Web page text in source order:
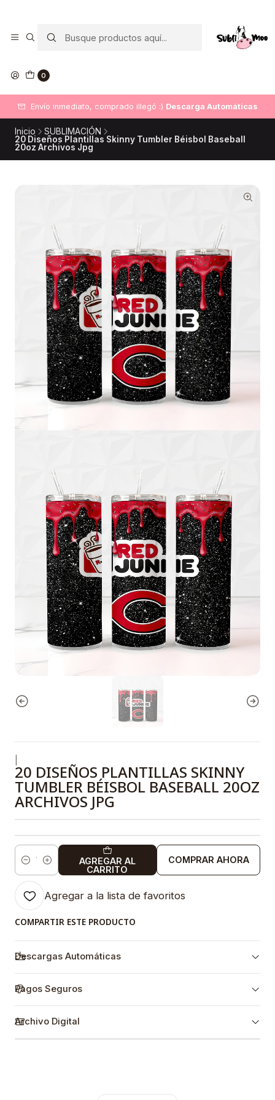
0
Envío inmediato, comprado illegó :) Descarga Automáticas
Inicio
SUBLIMACIÓN
20 Diseños Plantillas Skinny Tumbler Béisbol Baseball
20oz Archivos Jpg
20 DISEÑOS PLANTILLAS SKINNY
TUMBLER BÉISBOL BASEBALL 20OZ
ARCHIVOS JPG
Cantidad
AGREGAR AL
CARRITO
COMPRAR AHORA
Agregar a la lista de favoritos
COMPARTIR ESTE PRODUCTO
Descargas Automáticas
Pagos Seguros
Archivo Digital